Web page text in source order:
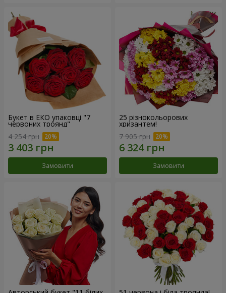
Букет в ЕКО упаковці "7
червоних троянд"
4 254 грн
Замовити
25 різнокольорових
хризантем!
7 905 грн
Замовити